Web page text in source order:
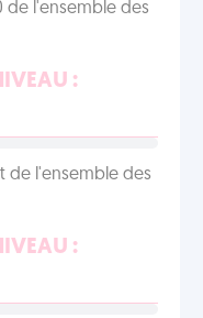
de l'ensemble des
:
de l'ensemble des
: